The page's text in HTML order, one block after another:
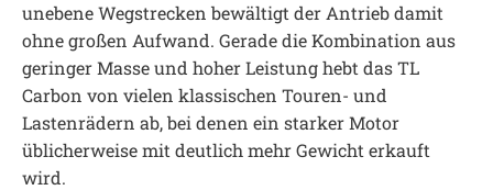
unebene Wegstrecken bewältigt der Antrieb damit
ohne großen Aufwand. Gerade die Kombination aus
geringer Masse und hoher Leistung hebt das TL
Carbon von vielen klassischen Touren- und
Lastenrädern ab, bei denen ein starker Motor
üblicherweise mit deutlich mehr Gewicht erkauft
wird.